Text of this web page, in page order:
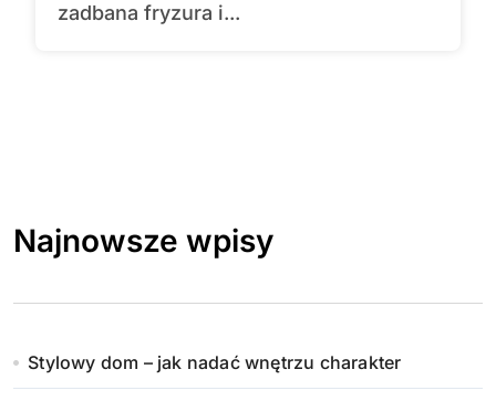
zadbana fryzura i...
Najnowsze wpisy
Stylowy dom – jak nadać wnętrzu charakter